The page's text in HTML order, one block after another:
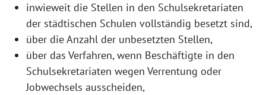
inwieweit die Stellen in den Schulsekretariaten
der städtischen Schulen vollständig besetzt sind,
über die Anzahl der unbesetzten Stellen,
über das Verfahren, wenn Beschäftigte in den
Schulsekretariaten wegen Verrentung oder
Jobwechsels ausscheiden,